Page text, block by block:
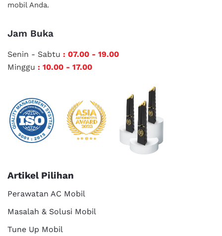
mobil Anda.
Jam Buka
Senin - Sabtu : 07.00 - 19.00
Minggu : 10.00 - 17.00
Artikel Pilihan
Perawatan AC Mobil
Masalah & Solusi Mobil
Tune Up Mobil